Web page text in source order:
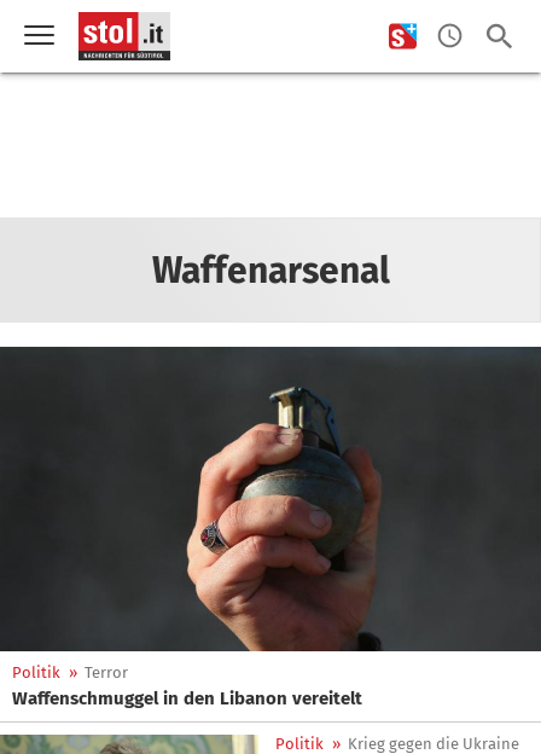
Waffenarsenal
Politik » Terror
Waffenschmuggel in den Libanon vereitelt
Politik » Krieg gegen die Ukraine